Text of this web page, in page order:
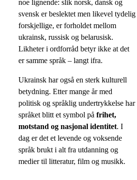
noe lignende: slik norsk, dansk og
svensk er beslektet men likevel tydelig
forskjellige, er forholdet mellom
ukrainsk, russisk og belarusisk.
Likheter i ordforråd betyr ikke at det
er samme språk – langt ifra.
Ukrainsk har også en sterk kulturell
betydning. Etter mange år med
politisk og språklig undertrykkelse har
språket blitt et symbol på frihet,
motstand og nasjonal identitet. I
dag er det et levende og voksende
språk brukt i alt fra utdanning og
medier til litteratur, film og musikk.